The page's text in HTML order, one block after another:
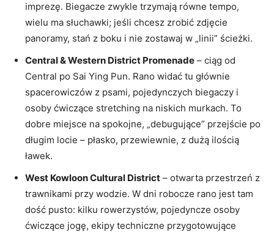
imprezę. Biegacze zwykle trzymają równe tempo,
wielu ma słuchawki; jeśli chcesz zrobić zdjęcie
panoramy, stań z boku i nie zostawaj w „linii” ścieżki.
Central & Western District Promenade – ciąg od
Central po Sai Ying Pun. Rano widać tu głównie
spacerowiczów z psami, pojedynczych biegaczy i
osoby ćwiczące stretching na niskich murkach. To
dobre miejsce na spokojne, „debugujące” przejście po
długim locie – płasko, przewiewnie, z dużą ilością
ławek.
West Kowloon Cultural District – otwarta przestrzeń z
trawnikami przy wodzie. W dni robocze rano jest tam
dość pusto: kilku rowerzystów, pojedyncze osoby
ćwiczące jogę, ekipy techniczne przygotowujące